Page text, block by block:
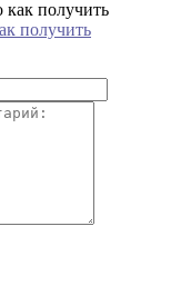
получить